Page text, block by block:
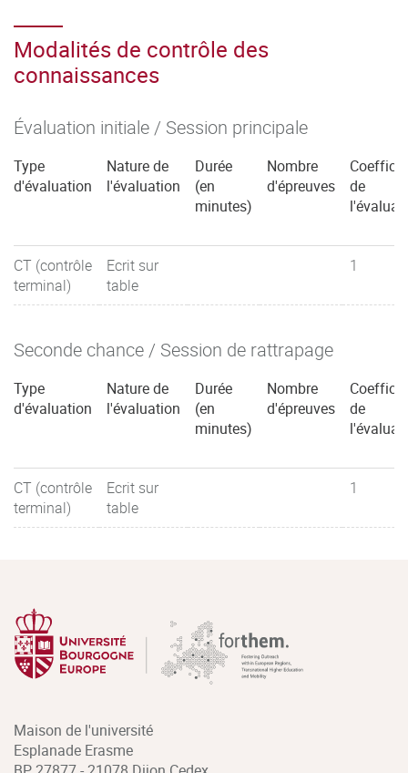
Modalités de contrôle des
connaissances
Évaluation initiale / Session principale
Type
d'évaluation
Nature de
l'évaluation
Durée
(en
minutes)
Nombre
d'épreuves
de
CT (contrôle
terminal)
Ecrit sur
table
1
Seconde chance / Session de rattrapage
Type
d'évaluation
Nature de
l'évaluation
Durée
(en
minutes)
Nombre
d'épreuves
de
CT (contrôle
terminal)
Ecrit sur
table
1
Maison de l'université
Esplanade Erasme